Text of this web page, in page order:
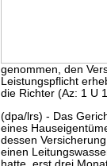
genommen, den
Leistungspflicht
die Richter (Az: 1 U
(dpa/lrs) - Das
eines
dessen
einen